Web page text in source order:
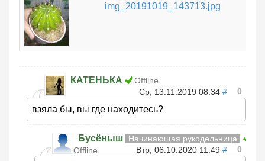
img_20191019_143713.jpg
КАТЕНЬКА
Offline
Ср, 13.11.2019 08:34 # 0
взяла бы, вы где находитесь?
Бусёныш
Начинающая рукодельница
Offline
Втр, 06.10.2020 11:49 # 0